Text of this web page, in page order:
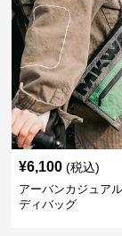
¥6,100 (税込)
アーバンカジュア
ディバッグ